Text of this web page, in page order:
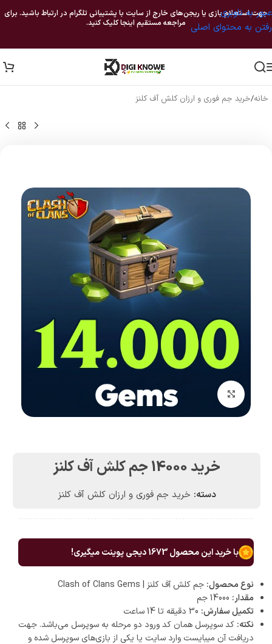
عبور به ناوبری
رفتن به محتوای اصلی
جهت استعلام بازی یا ریجن‌های خارج از سایت با پشتیبانی تلگرام در ارتباط باشید. برای
مراجعه مستقیم اینجا کلیک کنید.
خانه/خرید جم فوری و ارزان کلش آف کلنز
بزرگنمایی تصویر
خرید 14000 جم کلش آف کلنز
دسته: خرید جم فوری و ارزان کلش آف کلنز
با خرید این محصول1673دیجی پوینت میگیری!
نوع محصول: جم کلش آف کلنز | Clash of Clans Gems
مقدار:
تکمیل سفارش:
نکته: کد سوپرسل همان کد ورود دو مرحله به سوپرسل می‌باشد. جهت
دریافت آن میبایست وارد سایت یا یکی از بازی‌های سوپرسل شده و